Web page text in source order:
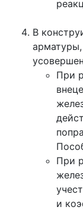
В
При
При
и